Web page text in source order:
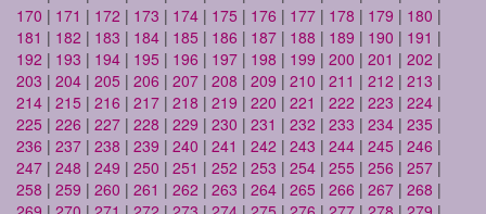
170 | 171 | 172 | 173 | 174 | 175 | 176 | 177 | 178 | 179 | 180 |
181 | 182 | 183 | 184 | 185 | 186 | 187 | 188 | 189 | 190 | 191 |
192 | 193 | 194 | 195 | 196 | 197 | 198 | 199 | 200 | 201 | 202 |
203 | 204 | 205 | 206 | 207 | 208 | 209 | 210 | 211 | 212 | 213 |
214 | 215 | 216 | 217 | 218 | 219 | 220 | 221 | 222 | 223 | 224 |
225 | 226 | 227 | 228 | 229 | 230 | 231 | 232 | 233 | 234 | 235 |
236 | 237 | 238 | 239 | 240 | 241 | 242 | 243 | 244 | 245 | 246 |
247 | 248 | 249 | 250 | 251 | 252 | 253 | 254 | 255 | 256 | 257 |
258 | 259 | 260 | 261 | 262 | 263 | 264 | 265 | 266 | 267 | 268 |